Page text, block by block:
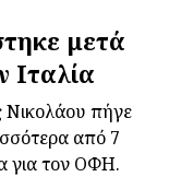
μετά
Ιταλία
Νικολάου πήγε
από 7
για τον ΟΦΗ.